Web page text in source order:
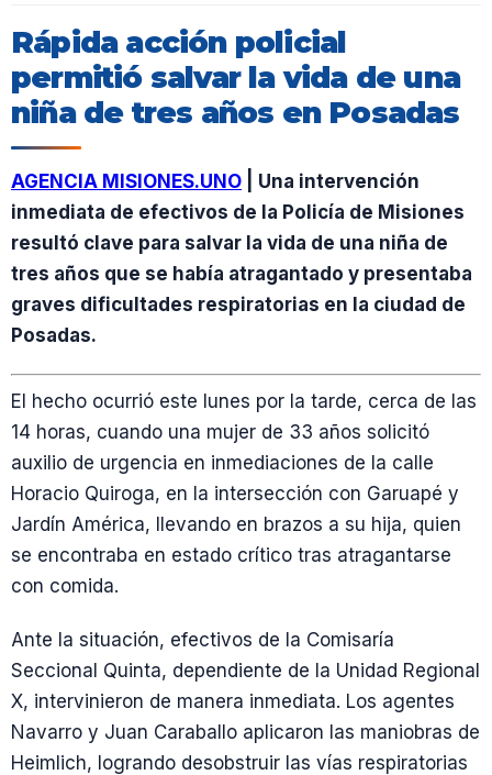
Rápida acción policial
permitió salvar la vida de una
niña de tres años en Posadas
AGENCIA MISIONES.UNO | Una intervención
inmediata de efectivos de la Policía de Misiones
resultó clave para salvar la vida de una niña de
tres años que se había atragantado y presentaba
graves dificultades respiratorias en la ciudad de
Posadas.
El hecho ocurrió este lunes por la tarde, cerca de las
14 horas, cuando una mujer de 33 años solicitó
auxilio de urgencia en inmediaciones de la calle
Horacio Quiroga, en la intersección con Garuapé y
Jardín América, llevando en brazos a su hija, quien
se encontraba en estado crítico tras atragantarse
con comida.
Ante la situación, efectivos de la Comisaría
Seccional Quinta, dependiente de la Unidad Regional
X, intervinieron de manera inmediata. Los agentes
Navarro y Juan Caraballo aplicaron las maniobras de
Heimlich, logrando desobstruir las vías respiratorias